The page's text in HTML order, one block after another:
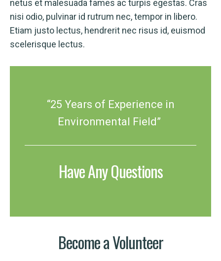
“25 Years of Experience in
Environmental Field”
Have Any Questions
Become a Volunteer
netus et malesuada fames ac turpis egestas. Cras
nisi odio, pulvinar id rutrum nec, tempor in libero.
Etiam justo lectus, hendrerit nec risus id, euismod
scelerisque lectus.